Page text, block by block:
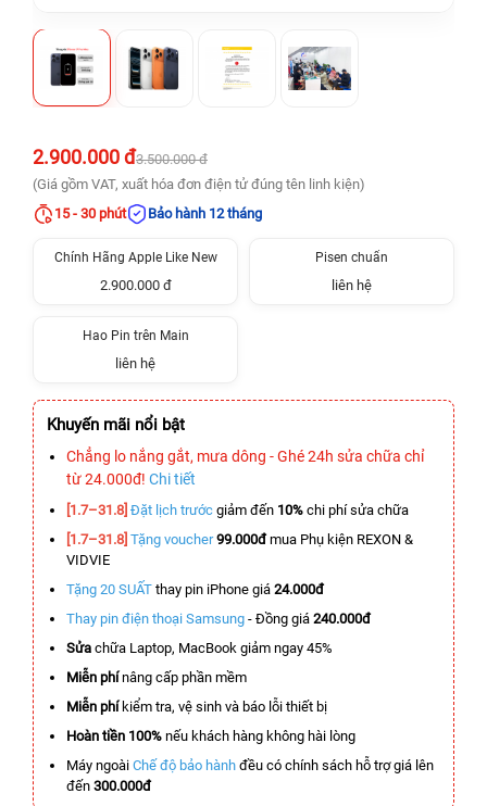
2.900.000 đ3.500.000 đ
(Giá gồm VAT, xuất hóa đơn điện tử đúng tên linh kiện)
15 - 30 phút
Bảo hành 12 tháng
Chính Hãng Apple Like New
2.900.000 đ
Pisen chuẩn
liên hệ
Hao Pin trên Main
liên hệ
Khuyến mãi nổi bật
Chẳng lo nắng gắt, mưa dông - Ghé 24h sửa chữa chỉ
từ 24.000đ! Chi tiết
[1.7–31.8] Đặt lịch trước giảm đến 10% chi phí sửa chữa
[1.7–31.8] Tặng voucher 99.000đmua Phụ kiện REXON &
VIDVIE
Tặng 20 SUẤT thay pin iPhone giá 24.000đ
Thay pin điện thoại Samsung - Đồng giá 240.000đ
Sửa chữa Laptop, MacBook giảm ngay 45%
Miễn phínâng cấp phần mềm
Miễn phíkiểm tra, vệ sinh và báo lỗi thiết bị
Hoàn tiền 100% nếu khách hàng không hài lòng
Máy ngoài Chế độ bảo hành đều có chính sách hỗ trợ giá lên
đến 300.000đ